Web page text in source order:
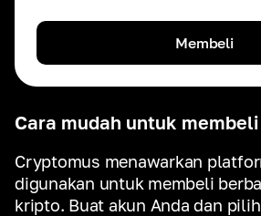
Cara mudah untuk membeli
Cryptomus menawarkan
digunakan untuk membeli
kripto. Buat akun Anda dan
Membeli